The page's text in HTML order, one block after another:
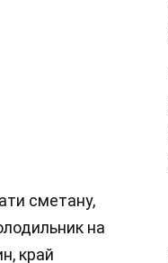
сметану,
на
край